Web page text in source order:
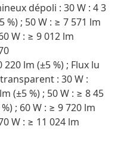
dépoli : 30 W : 4 3
%) ; 50 W : ≥ 7 571 lm
W : ≥ 9 012 lm
220 lm (±5 %) ; Flux lu
: 30 W :
(±5 %) ; 50 W : ≥ 8 45
; 60 W : ≥ 9 720 lm
W : ≥ 11 024 lm